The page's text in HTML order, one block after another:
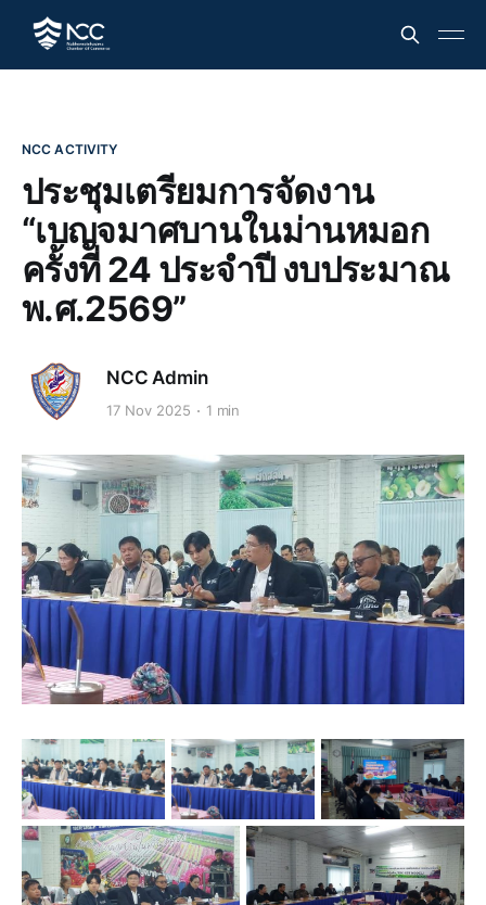
NCC ACTIVITY
ประชุมเตรียมการจัดงาน
“เบญจมาศบานในม่านหมอก
ครั้งที่ 24 ประจำปี งบประมาณ
พ.ศ.2569”
NCC Admin
17 Nov 2025 1 min